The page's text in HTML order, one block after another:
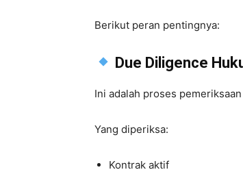
Berikut peran pentingnya:
Due Diligence
Ini adalah proses
Yang diperiksa:
Kontrak aktif